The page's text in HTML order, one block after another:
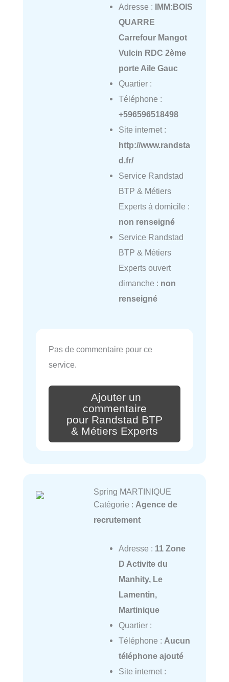
Adresse : IMM:BOIS
QUARRE
Carrefour Mangot
Vulcin RDC 2ème
porte Aile Gauc
Quartier :
Téléphone :
+596596518498
Site internet :
http://www.randsta
d.fr/
Service Randstad
BTP & Métiers
Experts à domicile :
non renseigné
Service Randstad
BTP & Métiers
Experts ouvert
dimanche : non
renseigné
Pas de commentaire pour ce
service.
Ajouter un
commentaire
pour Randstad BTP
& Métiers Experts
Spring MARTINIQUE
Catégorie : Agence de
recrutement
Adresse : 11 Zone
D Activite du
Manhity, Le
Lamentin,
Martinique
Quartier :
Téléphone : Aucun
téléphone ajouté
Site internet :